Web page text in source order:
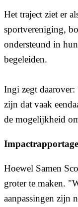
Het traject ziet er
sportvereniging,
ondersteund in
begeleiden.
Ingi zegt daarover:
zijn dat vaak
de mogelijkheid
Hoewel Samen
groter te maken.
aanpassingen zijn